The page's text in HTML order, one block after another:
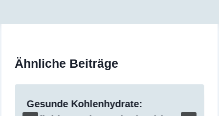
Ähnliche Beiträge
Gesunde Kohlenhydrate: